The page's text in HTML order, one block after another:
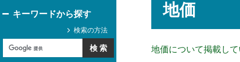
キーワードから探す
検索の方法
地価
地価について掲載して